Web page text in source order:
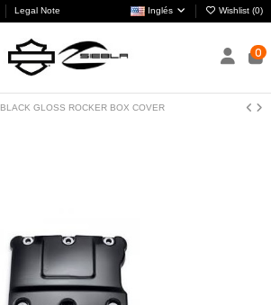
Legal Note Inglés Wishlist (0)
0
BLACK GLOSS ROCKER BOX COVER